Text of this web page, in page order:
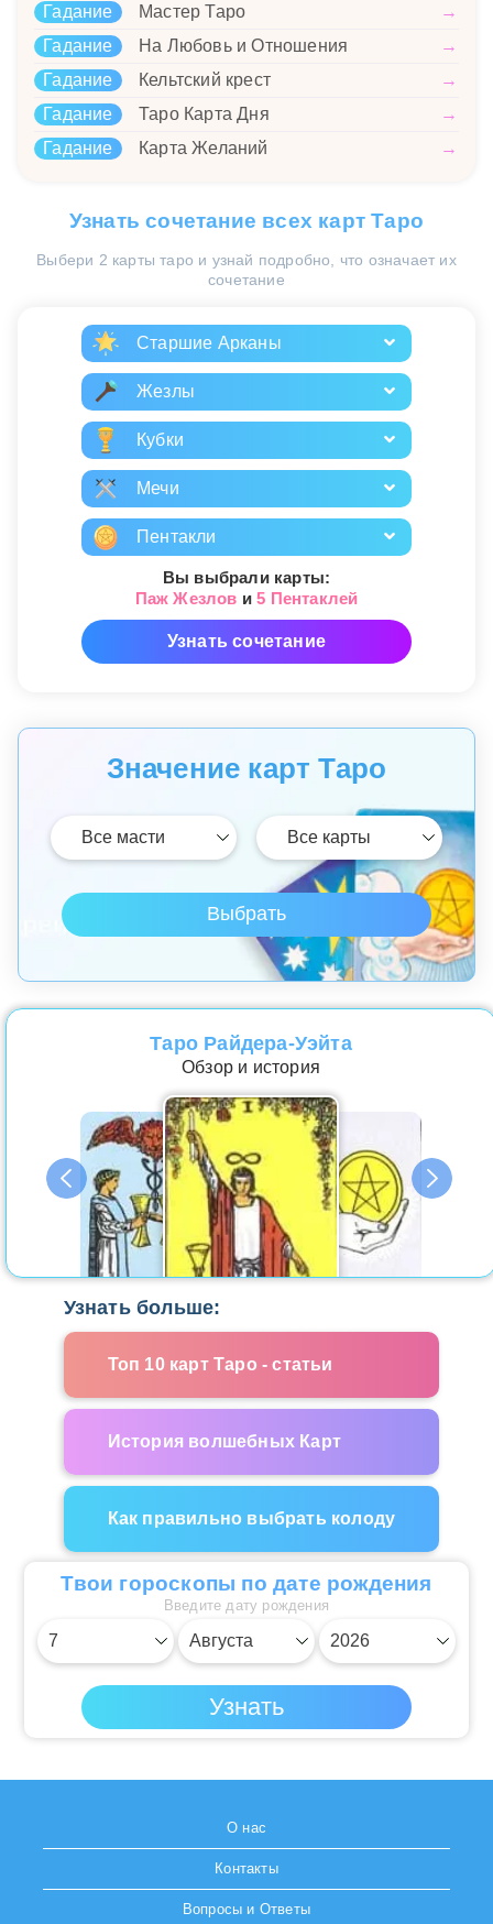
Гадание
Мастер Таро
→
Гадание
На Любовь и Отношения
→
Гадание
Кельтский крест
→
Гадание
Таро Карта Дня
→
Гадание
Карта Желаний →
Узнать сочетание всех карт Таро
Выбери 2 карты таро и узнай подробно, что означает их
сочетание
Старшие Арканы
Жезлы
Кубки
Мечи
Пентакли
Вы выбрали карты:
Паж Жезлов и5 Пентаклей
Узнать сочетание
Значение карт Таро
Таро Райдера-Уэйта
Обзор и история
Узнать больше:
Топ 10 карт Таро - статьи
История волшебных Карт
Как правильно выбрать колоду
Твои гороскопы по дате рождения
Введите дату рождения
О нас
Контакты
Вопросы и Ответы